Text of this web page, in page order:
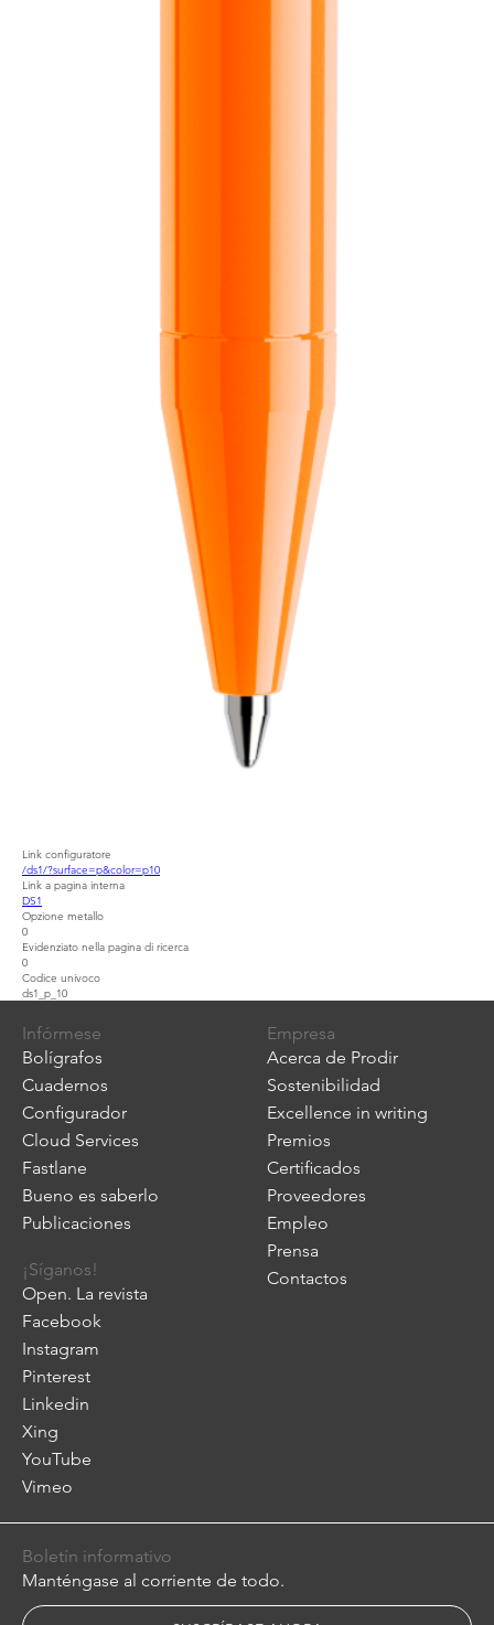
Link configuratore
/ds1/?surface=p&color=p10
Link a pagina interna
DS1
Opzione metallo
0
Evidenziato nella pagina di ricerca
0
Codice univoco
ds1_p_10
Infórmese
Bolígrafos
Cuadernos
Configurador
Cloud Services
Fastlane
Bueno es saberlo
Publicaciones
Empresa
Acerca de Prodir
Sostenibilidad
Excellence in writing
Premios
Certificados
Proveedores
Empleo
Prensa
Contactos
¡Síganos!
Open. La revista
Facebook
Instagram
Pinterest
Linkedin
Xing
YouTube
Vimeo
Boletín informativo
Manténgase al corriente de todo.